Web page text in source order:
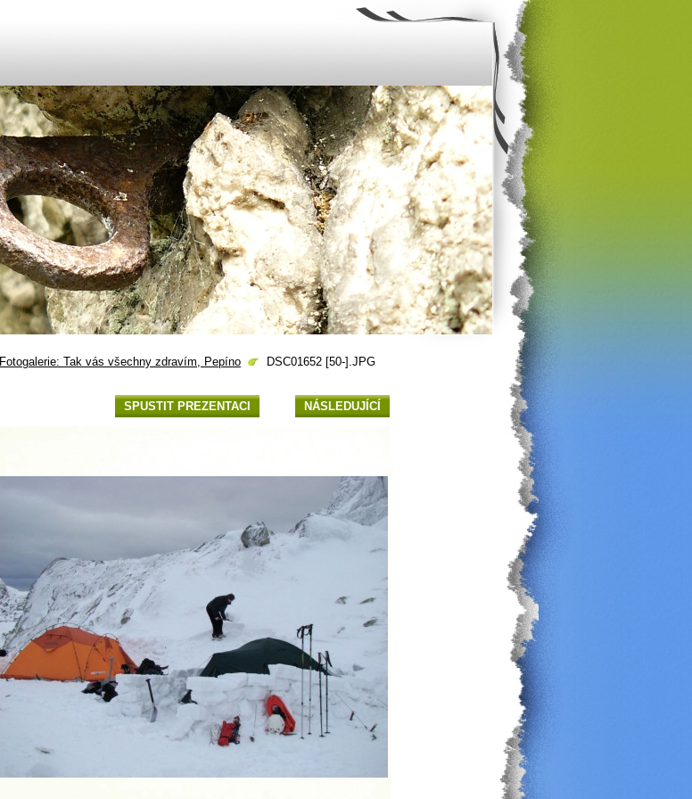
Fotogalerie: Tak vás všechny zdravím, Pepíno DSC01652 [50-].JPG
SPUSTIT PREZENTACI NÁSLEDUJÍCÍ